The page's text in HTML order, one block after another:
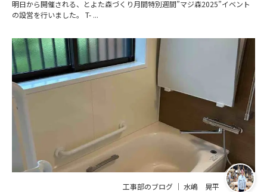
明日から開催される、とよた森づくり月間特別週間”マジ森2025”イベント
の設営を行いました。 T- ...
工事部のブログ ｜ 水嶋 晃平